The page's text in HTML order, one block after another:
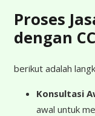
Proses
dengan
berikut adalah
Konsultasi
awal untuk